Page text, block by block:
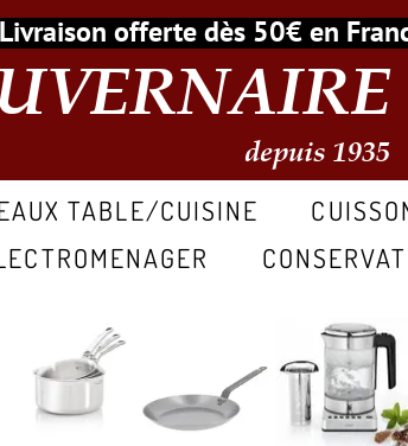
1935
TABLE/CUISINE
Livraison offerte dès 50€ en